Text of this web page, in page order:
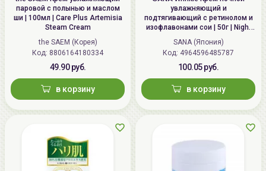
паровой с полынью и маслом
ши | 100мл | Care Plus Artemisia
Steam Cream
the SAEM (Корея)
Код: 8806164180334
49.90 руб.
в корзину
увлажняющий и
подтягивающий с ретинолом и
изофлавонами сои | 50г | Night
Wrinkle Cream
SANA (Япония)
Код: 4964596485787
100.05 руб.
в корзину